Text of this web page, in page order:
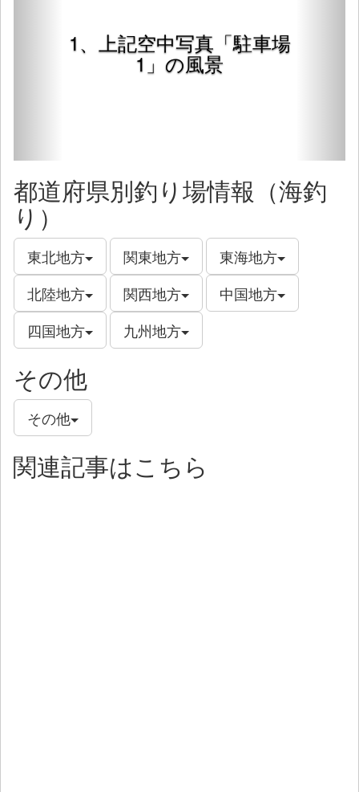
1、上記空中写真「駐車場
1」の風景
都道府県別釣り場情報（海釣
り）
東北地方 関東地方
東海地方
北陸地方
関西地方
中国地方
四国地方
九州地方
その他
その他
関連記事はこちら